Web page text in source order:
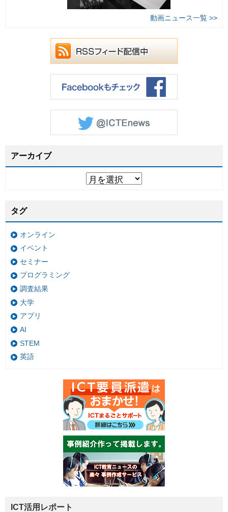
動画ニュース一覧 >>
アーカイブ
タグ
オンライン
イベント
セミナー
プログラミング
調査結果
大学
アプリ
AI
STEM
英語
ICT活用レポート